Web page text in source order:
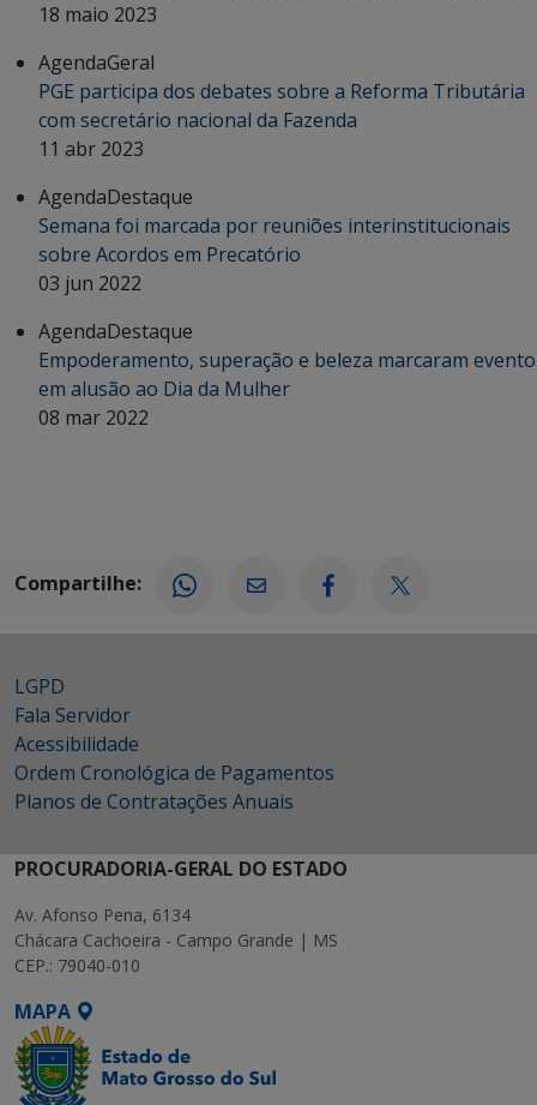
18 maio 2023
AgendaGeral
PGE participa dos debates sobre a Reforma Tributária
com secretário nacional da Fazenda
11 abr 2023
AgendaDestaque
Semana foi marcada por reuniões interinstitucionais
sobre Acordos em Precatório
03 jun 2022
AgendaDestaque
Empoderamento, superação e beleza marcaram evento
em alusão ao Dia da Mulher
08 mar 2022
Compartilhe:
LGPD
Fala Servidor
Acessibilidade
Ordem Cronológica de Pagamentos
Planos de Contratações Anuais
PROCURADORIA-GERAL DO ESTADO
Av. Afonso Pena, 6134
Chácara Cachoeira - Campo Grande | MS
CEP.: 79040-010
MAPA